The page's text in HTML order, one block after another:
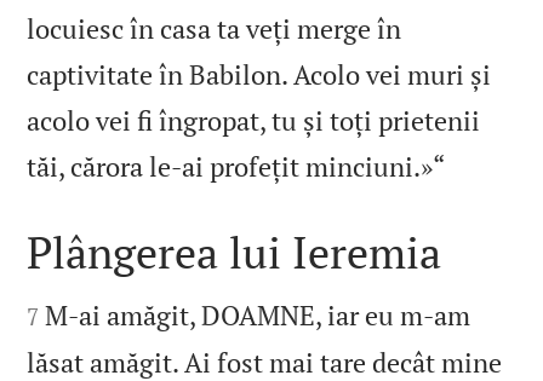
locuiesc în casa ta veți merge în
captivitate în Babilon. Acolo vei muri și
acolo vei fi îngropat, tu și toți prietenii
tăi, cărora le‑ai profețit minciuni.»“

Plângerea lui Ieremia

7 M‑ai amăgit, DOAMNE, iar eu m‑am
lăsat amăgit. Ai fost mai tare decât mine